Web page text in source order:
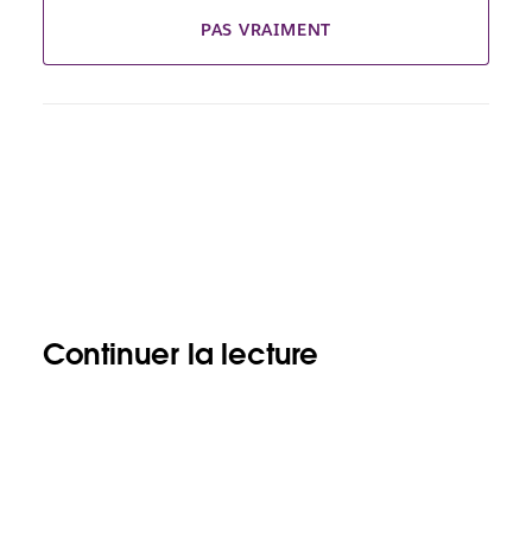
PAS VRAIMENT
Continuer la lecture